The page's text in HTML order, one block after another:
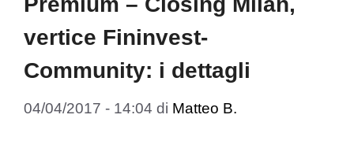
vertice Fininvest-
Community: i dettagli
04/04/2017 - 14:04 di Matteo B.